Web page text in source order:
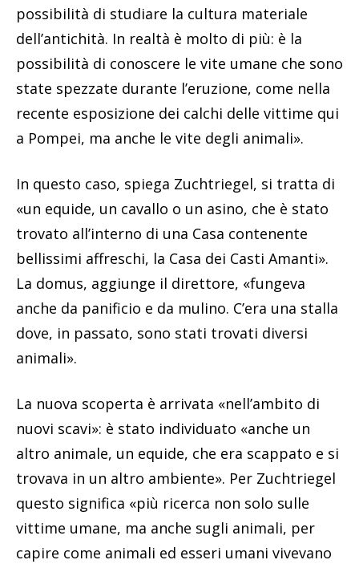
possibilità di studiare la cultura materiale
dell’antichità. In realtà è molto di più: è la
possibilità di conoscere le vite umane che sono
state spezzate durante l’eruzione, come nella
recente esposizione dei calchi delle vittime qui
a Pompei, ma anche le vite degli animali».
In questo caso, spiega Zuchtriegel, si tratta di
«un equide, un cavallo o un asino, che è stato
trovato all’interno di una Casa contenente
bellissimi affreschi, la Casa dei Casti Amanti».
La domus, aggiunge il direttore, «fungeva
anche da panificio e da mulino. C’era una stalla
dove, in passato, sono stati trovati diversi
animali».
La nuova scoperta è arrivata «nell’ambito di
nuovi scavi»: è stato individuato «anche un
altro animale, un equide, che era scappato e si
trovava in un altro ambiente». Per Zuchtriegel
questo significa «più ricerca non solo sulle
vittime umane, ma anche sugli animali, per
capire come animali ed esseri umani vivevano